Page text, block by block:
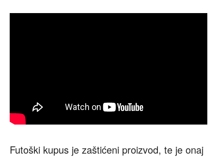
Futoški kupus je zaštićeni proizvod, te je onaj